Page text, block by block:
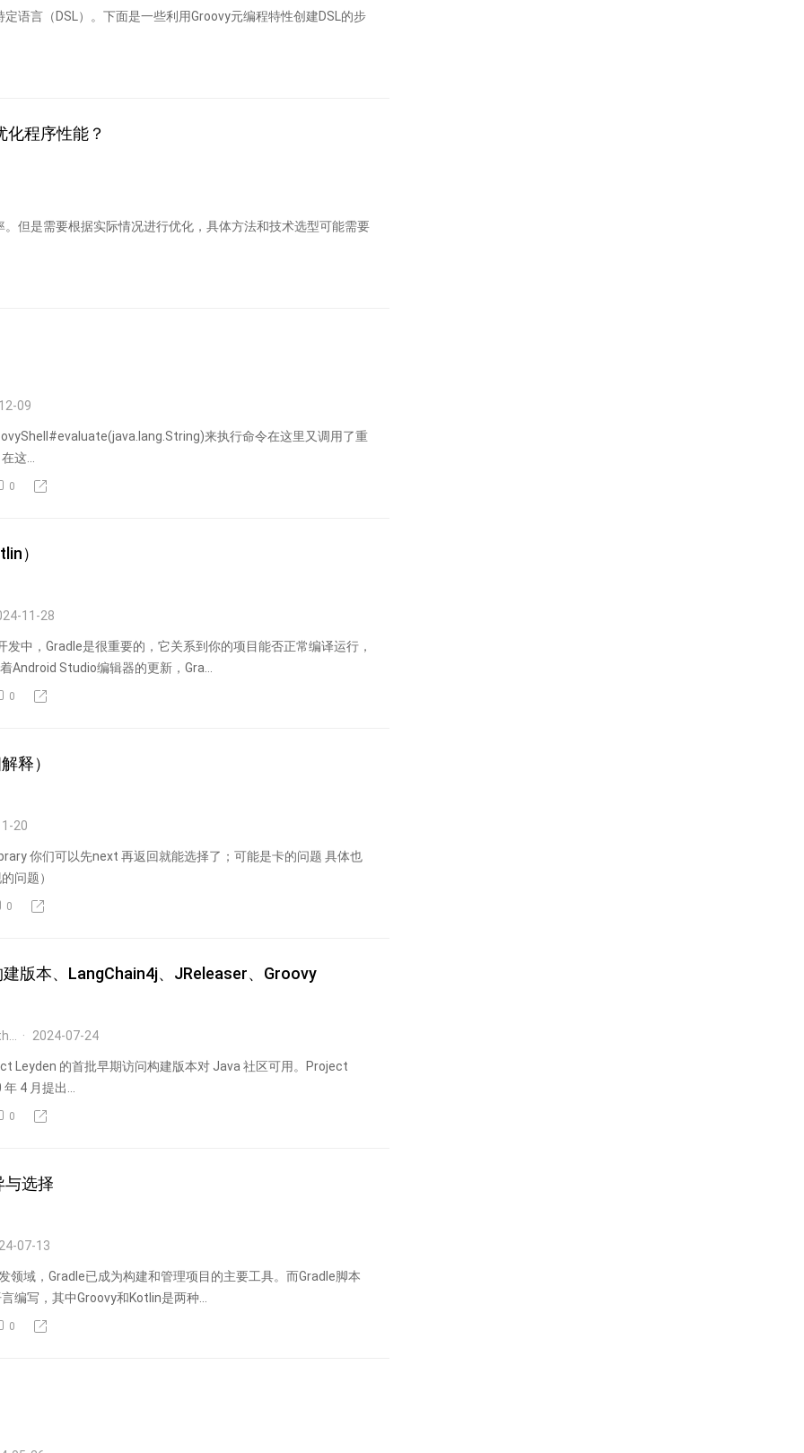
语言（DSL）。下面是一些利用Groovy元编程特性创建DSL的步
程序性能？
但是需要根据实际情况进行优化，具体方法和技术选型可能需要
09
来执行命令在这里又调用了重
这...
0
）
11-28
，Gradle是很重要的，它关系到你的项目能否正常编译运行，
Android Studio编辑器的更新，Gra...
0
释）
20
你们可以先next 再返回就能选择了；可能是卡的问题 具体也
问题）
0
版本、LangChain4j、JReleaser、Groovy
2024-07-24
Leyden 的首批早期访问构建版本对 Java 社区可用。Project
4 月提出...
0
与选择
07-13
领域，Gradle已成为构建和管理项目的主要工具。而Gradle脚本
编写，其中Groovy和Kotlin是两种...
0